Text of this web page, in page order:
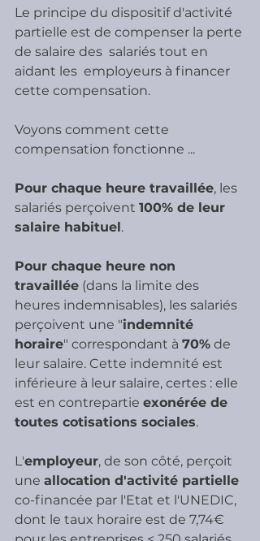
Le principe du dispositif d'activité
partielle est de compenser la perte
de salaire des  salariés tout en
aidant les  employeurs à financer
cette compensation.
Voyons comment cette
compensation fonctionne ...
Pour chaque heure travaillée, les
salariés perçoivent 100% de leur
salaire habituel.
Pour chaque heure non
travaillée (dans la limite des
heures indemnisables), les salariés
perçoivent une "indemnité
horaire" correspondant à 70% de
leur salaire. Cette indemnité est
inférieure à leur salaire, certes : elle
est en contrepartie exonérée de
toutes cotisations sociales.
L'employeur, de son côté, perçoit
une allocation d'activité partielle
co-financée par l'Etat et l'UNEDIC,
dont le taux horaire est de 7,74€